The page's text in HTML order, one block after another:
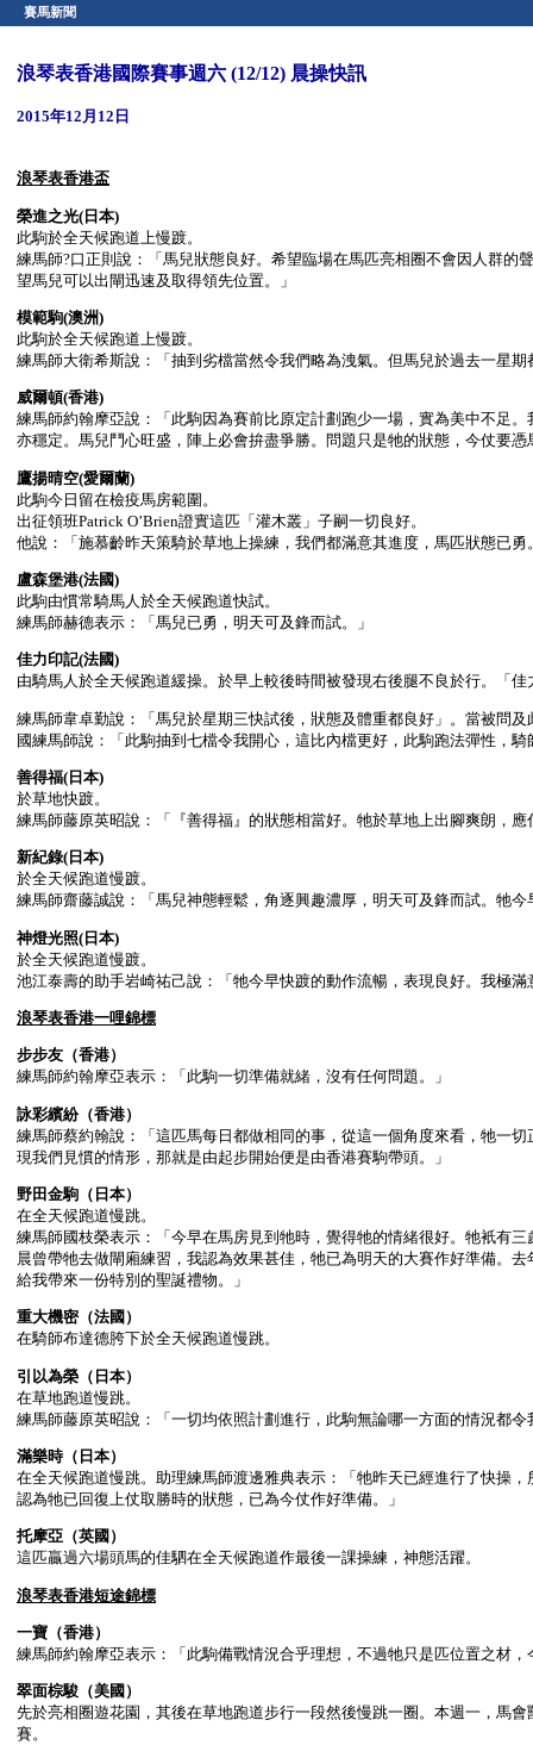
賽馬新聞
浪琴表香港國際賽事週六 (12/12) 晨操快訊
2015年12月12日
浪琴表香港盃
榮進之光(日本)
此駒於全天候跑道上慢踱。
練馬師?口正則說：「馬兒狀態良好。希望臨場在馬匹亮相圈不會因人群
望馬兒可以出閘迅速及取得領先位置。」
模範駒(澳洲)
此駒於全天候跑道上慢踱。
練馬師大衛希斯說：「抽到劣檔當然令我們略為洩氣。但馬兒於過去一星
威爾頓(香港)
練馬師約翰摩亞說：「此駒因為賽前比原定計劃跑少一場，實為美中不足
亦穩定。馬兒鬥心旺盛，陣上必會拚盡爭勝。問題只是牠的狀態，今仗要
鷹揚晴空(愛爾蘭)
此駒今日留在檢疫馬房範圍。
出征領班Patrick O’Brien證實這匹「灌木叢」子嗣一切良好。
他說：「施慕齡昨天策騎於草地上操練，我們都滿意其進度，馬匹狀態已
盧森堡港(法國)
此駒由慣常騎馬人於全天候跑道快試。
練馬師赫德表示：「馬兒已勇，明天可及鋒而試。」
佳力印記(法國)
由騎馬人於全天候跑道緩操。於早上較後時間被發現右後腿不良於行。「
練馬師韋卓勤說：「馬兒於星期三快試後，狀態及體重都良好」。當被問
國練馬師說：「此駒抽到七檔令我開心，這比內檔更好，此駒跑法彈性，騎
善得福(日本)
於草地快踱。
練馬師藤原英昭說：「『善得福』的狀態相當好。牠於草地上出腳爽朗，
新紀錄(日本)
於全天候跑道慢踱。
練馬師齋藤誠說：「馬兒神態輕鬆，角逐興趣濃厚，明天可及鋒而試。牠
神燈光照(日本)
於全天候跑道慢踱。
池江泰壽的助手岩崎祐己說：「牠今早快踱的動作流暢，表現良好。我極
浪琴表香港一哩錦標
步步友（香港）
練馬師約翰摩亞表示：「此駒一切準備就緒，沒有任何問題。」
詠彩繽紛（香港）
練馬師蔡約翰說：「這匹馬每日都做相同的事，從這一個角度來看，牠一
現我們見慣的情形，那就是由起步開始便是由香港賽駒帶頭。」
野田金駒（日本）
在全天候跑道慢跳。
練馬師國枝榮表示：「今早在馬房見到牠時，覺得牠的情緒很好。牠衹有
晨曾帶牠去做閘廂練習，我認為效果甚佳，牠已為明天的大賽作好準備。
給我帶來一份特別的聖誕禮物。」
重大機密（法國）
在騎師布達德胯下於全天候跑道慢跳。
引以為榮（日本）
在草地跑道慢跳。
練馬師藤原英昭說：「一切均依照計劃進行，此駒無論哪一方面的情況都
滿樂時（日本）
在全天候跑道慢跳。助理練馬師渡邊雅典表示：「牠昨天已經進行了快操
認為牠已回復上仗取勝時的狀態，已為今仗作好準備。」
托摩亞（英國）
這匹贏過六場頭馬的佳駟在全天候跑道作最後一課操練，神態活躍。
浪琴表香港短途錦標
一寶（香港）
練馬師約翰摩亞表示：「此駒備戰情況合乎理想，不過牠只是匹位置之材
翠面棕駿（美國）
先於亮相圈遊花園，其後在草地跑道步行一段然後慢跳一圈。本週一，馬
賽。